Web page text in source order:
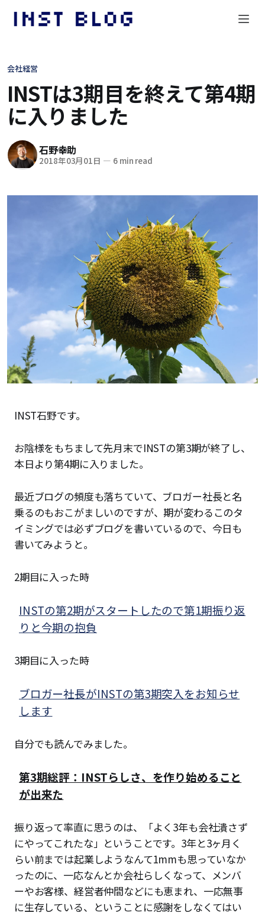
会社経営
INSTは3期目を終えて第4期
に入りました
石野幸助
2018年03月01日 — 6 min read
INST石野です。
お陰様をもちまして先月末でINSTの第3期が終了し、
本日より第4期に入りました。
最近ブログの頻度も落ちていて、ブロガー社長と名
乗るのもおこがましいのですが、期が変わるこのタ
イミングでは必ずブログを書いているので、今日も
書いてみようと。
2期目に入った時
INSTの第2期がスタートしたので第1期振り返
りと今期の抱負
3期目に入った時
ブロガー社長がINSTの第3期突入をお知らせ
します
自分でも読んでみました。
第3期総評：INSTらしさ、を作り始めること
が出来た
振り返って率直に思うのは、「よく3年も会社潰さず
にやってこれたな」ということです。3年と3ヶ月く
らい前までは起業しようなんて1mmも思っていなか
ったのに、一応なんとか会社らしくなって、メンバ
ーやお客様、経営者仲間などにも恵まれ、一応無事
に生存している、ということに感謝をしなくてはい